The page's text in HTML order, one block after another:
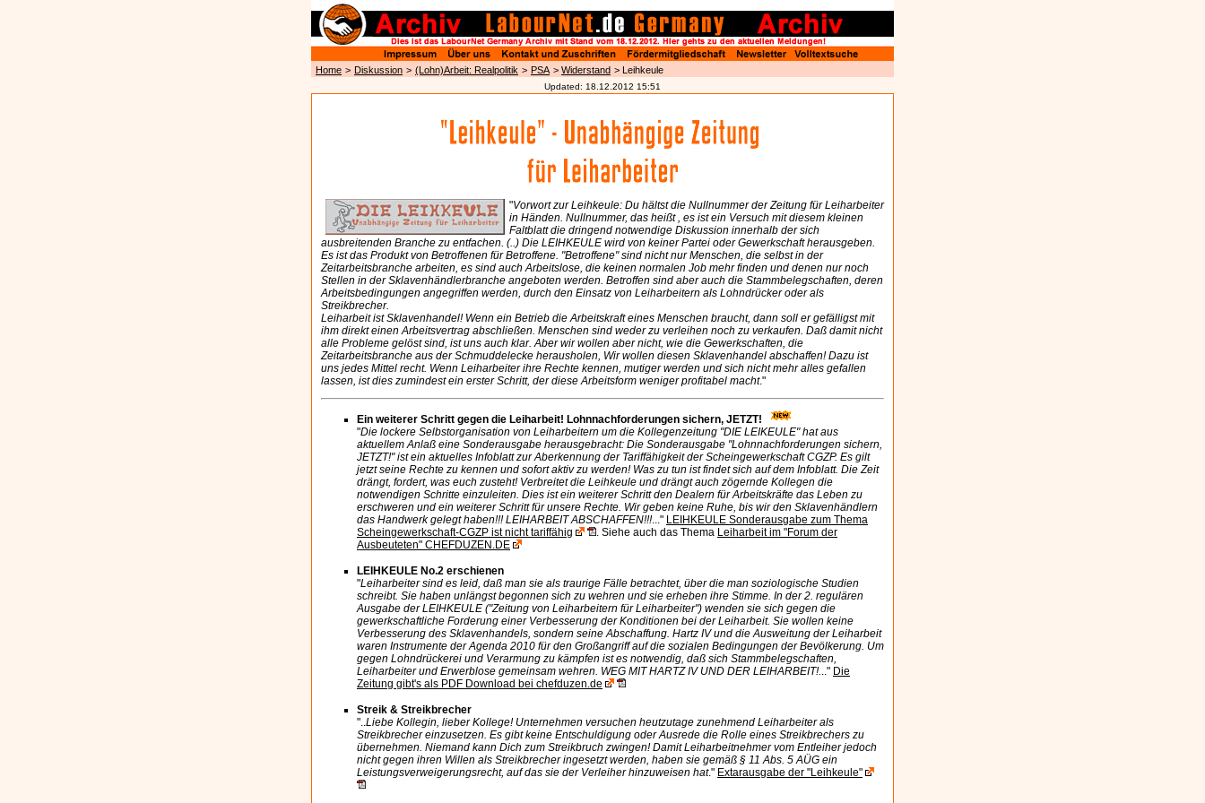
Home > Diskussion > (Lohn)Arbeit: Realpolitik > PSA > Widerstand > Leihkeule
Updated: 18.12.2012 15:51
"Vorwort zur Leihkeule: Du hältst die Nullnummer der Zeitung für Leiharbeiter
in Händen. Nullnummer, das heißt , es ist ein Versuch mit diesem kleinen
Faltblatt die dringend notwendige Diskussion innerhalb der sich
ausbreitenden Branche zu entfachen. (..) Die LEIHKEULE wird von keiner Partei oder Gewerkschaft herausgeben.
Es ist das Produkt von Betroffenen für Betroffene. "Betroffene" sind nicht nur Menschen, die selbst in der
Zeitarbeitsbranche arbeiten, es sind auch Arbeitslose, die keinen normalen Job mehr finden und denen nur noch
Stellen in der Sklavenhändlerbranche angeboten werden. Betroffen sind aber auch die Stammbelegschaften, deren
Arbeitsbedingungen angegriffen werden, durch den Einsatz von Leiharbeitern als Lohndrücker oder als
Streikbrecher.
Leiharbeit ist Sklavenhandel! Wenn ein Betrieb die Arbeitskraft eines Menschen braucht, dann soll er gefälligst mit
ihm direkt einen Arbeitsvertrag abschließen. Menschen sind weder zu verleihen noch zu verkaufen. Daß damit nicht
alle Probleme gelöst sind, ist uns auch klar. Aber wir wollen aber nicht, wie die Gewerkschaften, die
Zeitarbeitsbranche aus der Schmuddelecke herausholen, Wir wollen diesen Sklavenhandel abschaffen! Dazu ist
uns jedes Mittel recht. Wenn Leiharbeiter ihre Rechte kennen, mutiger werden und sich nicht mehr alles gefallen
lassen, ist dies zumindest ein erster Schritt, der diese Arbeitsform weniger profitabel macht."
Ein weiterer Schritt gegen die Leiharbeit! Lohnnachforderungen sichern, JETZT!
"Die lockere Selbstorganisation von Leiharbeitern um die Kollegenzeitung "DIE LEIKEULE" hat aus
aktuellem Anlaß eine Sonderausgabe herausgebracht: Die Sonderausgabe "Lohnnachforderungen sichern,
JETZT!" ist ein aktuelles Infoblatt zur Aberkennung der Tariffähigkeit der Scheingewerkschaft CGZP. Es gilt
jetzt seine Rechte zu kennen und sofort aktiv zu werden! Was zu tun ist findet sich auf dem Infoblatt. Die Zeit
drängt, fordert, was euch zusteht! Verbreitet die Leihkeule und drängt auch zögernde Kollegen die
notwendigen Schritte einzuleiten. Dies ist ein weiterer Schritt den Dealern für Arbeitskräfte das Leben zu
erschweren und ein weiterer Schritt für unsere Rechte. Wir geben keine Ruhe, bis wir den Sklavenhändlern
das Handwerk gelegt haben!!! LEIHARBEIT ABSCHAFFEN!!!..." LEIHKEULE Sonderausgabe zum Thema
Scheingewerkschaft-CGZP ist nicht tariffähig
. Siehe auch das Thema Leiharbeit im "Forum der
Ausbeuteten" CHEFDUZEN.DE
LEIHKEULE No.2 erschienen
"Leiharbeiter sind es leid, daß man sie als traurige Fälle betrachtet, über die man soziologische Studien
schreibt. Sie haben unlängst begonnen sich zu wehren und sie erheben ihre Stimme. In der 2. regulären
Ausgabe der LEIHKEULE ("Zeitung von Leiharbeitern für Leiharbeiter") wenden sie sich gegen die
gewerkschaftliche Forderung einer Verbesserung der Konditionen bei der Leiharbeit. Sie wollen keine
Verbesserung des Sklavenhandels, sondern seine Abschaffung. Hartz IV und die Ausweitung der Leiharbeit
waren Instrumente der Agenda 2010 für den Großangriff auf die sozialen Bedingungen der Bevölkerung. Um
gegen Lohndrückerei und Verarmung zu kämpfen ist es notwendig, daß sich Stammbelegschaften,
Leiharbeiter und Erwerblose gemeinsam wehren. WEG MIT HARTZ IV UND DER LEIHARBEIT!..." Die
Zeitung gibt's als PDF Download bei chefduzen.de
Streik & Streikbrecher
"..Liebe Kollegin, lieber Kollege! Unternehmen versuchen heutzutage zunehmend Leiharbeiter als
Streikbrecher einzusetzen. Es gibt keine Entschuldigung oder Ausrede die Rolle eines Streikbrechers zu
übernehmen. Niemand kann Dich zum Streikbruch zwingen! Damit Leiharbeitnehmer vom Entleiher jedoch
nicht gegen ihren Willen als Streikbrecher ingesetzt werden, haben sie gemäß § 11 Abs. 5 AÜG ein
Leistungsverweigerungsrecht, auf das sie der Verleiher hinzuweisen hat." Extarausgabe der "Leihkeule"